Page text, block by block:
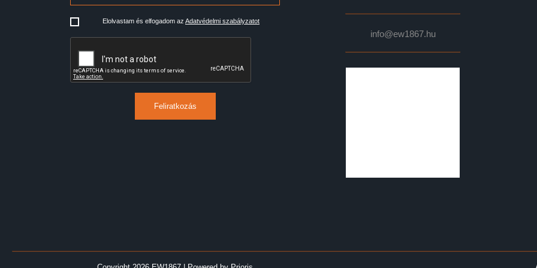
Elolvastam és elfogadom az Adatvédelmi szabályzatot
Feliratkozás
info@ew1867.hu